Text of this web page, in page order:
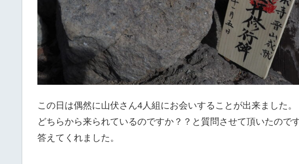
この日は偶然に山伏さん4人組にお会いすることが出来ました。
どちらから来られているのですか？？と質問させて頂いたので
答えてくれました。